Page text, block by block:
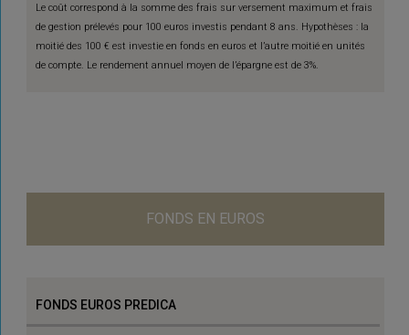
Le coût correspond à la somme des frais sur versement maximum et frais
de gestion prélevés pour 100 euros investis pendant 8 ans. Hypothèses : la
moitié des 100 € est investie en fonds en euros et l’autre moitié en unités
de compte. Le rendement annuel moyen de l’épargne est de 3%.
FONDS EN EUROS
FONDS EUROS PREDICA